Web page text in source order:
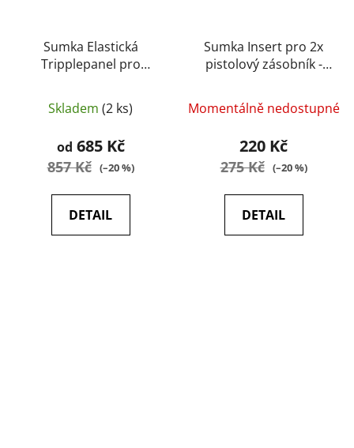
Sumka Elastická
Tripplepanel pro
Skladem (2 ks)
od 685 Kč
857 Kč (–20 %)
DETAIL
Sumka Insert pro 2x
pistolový zásobník -
Momentálně nedostupné
220 Kč
275 Kč (–20 %)
DETAIL